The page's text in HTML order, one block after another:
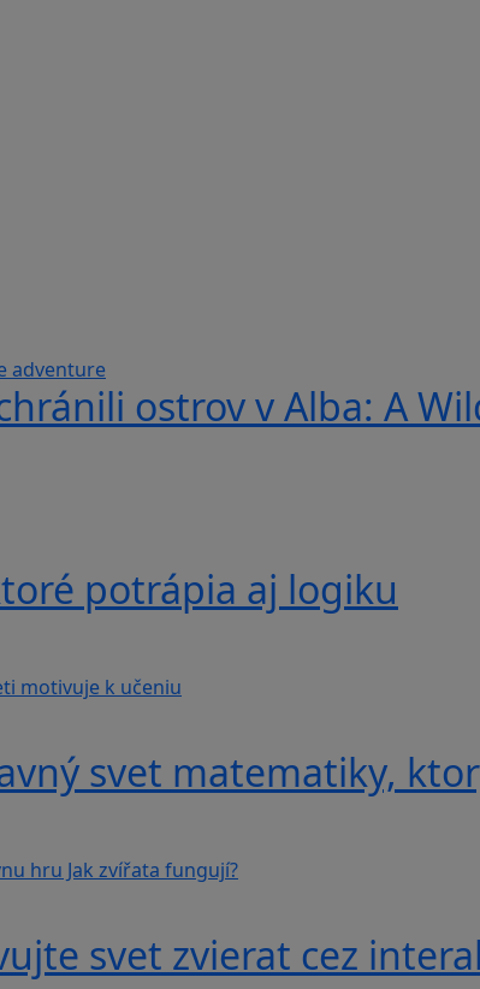
ostrov v Alba: A
potrápia aj logiku
svet matematiky,
svet zvierat cez